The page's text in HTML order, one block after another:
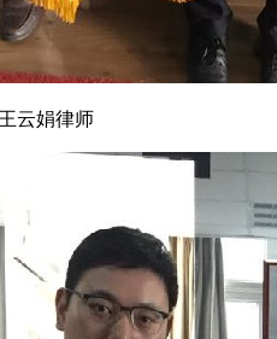
云娟律师